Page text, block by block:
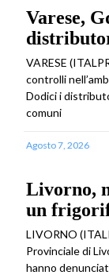
Varese,
VARESE
controlli
Dodici i
comuni
Agosto 7, 2026
Livorno,
un
LIVORNO
Provinciale di
hanno